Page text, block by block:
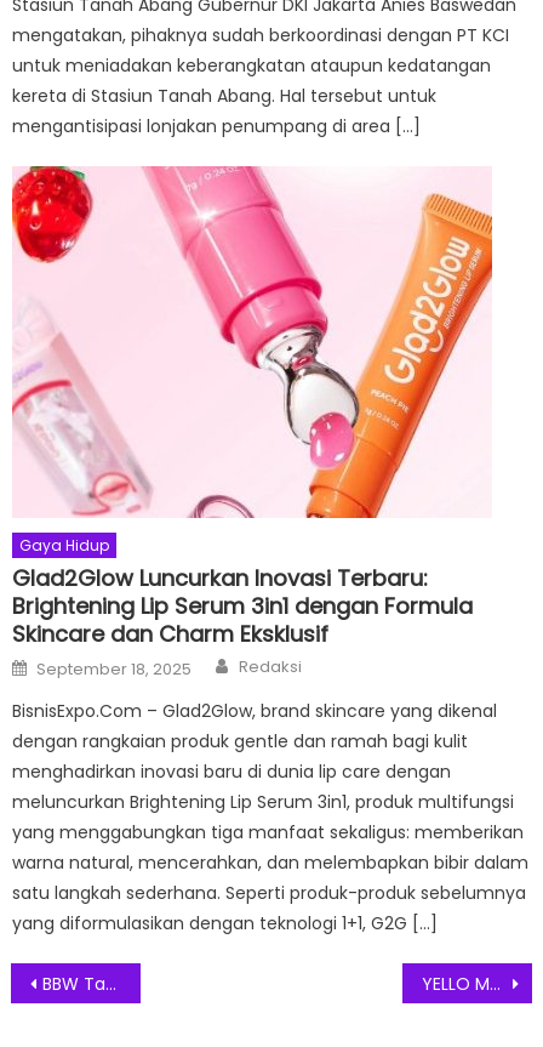
mengatakan, pihaknya sudah berkoordinasi dengan PT KCI
untuk meniadakan keberangkatan ataupun kedatangan
kereta di Stasiun Tanah Abang. Hal tersebut untuk
mengantisipasi lonjakan penumpang di area […]
Gaya Hidup
Glad2Glow Luncurkan Inovasi Terbaru:
Brightening Lip Serum 3in1 dengan Formula
Skincare dan Charm Eksklusif
Posted
on
September 18, 2025 Author
Redaksi
BisnisExpo.Com – Glad2Glow, brand skincare yang dikenal
dengan rangkaian produk gentle dan ramah bagi kulit
menghadirkan inovasi baru di dunia lip care dengan
meluncurkan Brightening Lip Serum 3in1, produk multifungsi
yang menggabungkan tiga manfaat sekaligus: memberikan
warna natural, mencerahkan, dan melembapkan bibir dalam
satu langkah sederhana. Seperti produk-produk sebelumnya
yang diformulasikan dengan teknologi 1+1, G2G […]
Post
BBW Tawarkan Diskon Buku Berkualitas Internasional di Akhir Tahun YELLO Manggarai Jakarta Terapkan Standar Protokol Kesehatan di Perayaan Pergantian Tahun